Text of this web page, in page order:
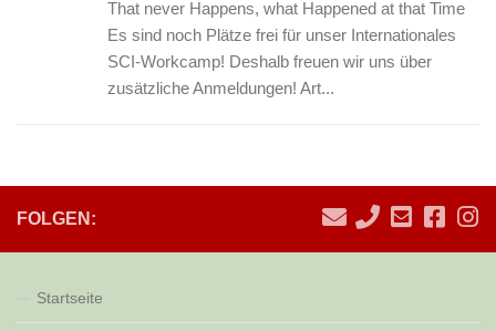
That never Happens, what Happened at that Time
Es sind noch Plätze frei für unser Internationales
SCI-Workcamp! Deshalb freuen wir uns über
zusätzliche Anmeldungen! Art...
FOLGEN:
Startseite